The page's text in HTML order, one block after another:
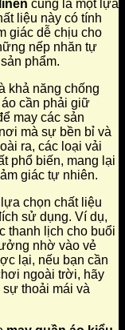
linen cũng là một lựa
liệu này có tính
giác dễ chịu cho
nếp nhăn tự
phẩm.
khả năng chống
cần phải giữ
may các sản
mà sự bền bỉ và
ra, các loại vải
phổ biến, mang lại
giác tự nhiên.
chọn chất liệu
sử dụng. Ví dụ,
thanh lịch cho buổi
nhờ vào vẻ
lại, nếu bạn cần
ngoài trời, hãy
sự thoải mái và